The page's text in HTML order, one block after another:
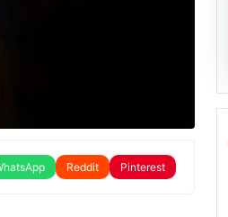
Reddit Pinterest